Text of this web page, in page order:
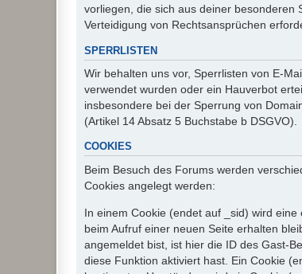
vorliegen, die sich aus deiner besonderen
Verteidigung von Rechtsansprüchen
SPERRLISTEN
Wir behalten uns vor, Sperrlisten von E-
verwendet wurden oder ein Hauverbot
insbesondere bei der Sperrung von
(Artikel 14 Absatz 5 Buchstabe b DSGVO).
COOKIES
Beim Besuch des Forums werden
Cookies angelegt werden:
In einem Cookie (endet auf _sid) wird
beim Aufruf einer neuen Seite erhalten
angemeldet bist, ist hier die ID des Gast-
diese Funktion aktiviert hast. Ein Cookie